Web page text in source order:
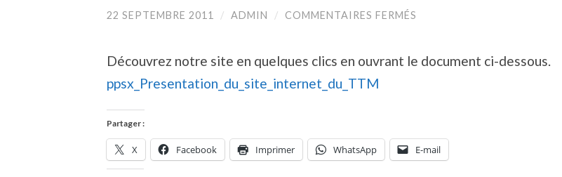
22 SEPTEMBRE 2011 / ADMIN / COMMENTAIRES FERMÉS
NOTRE
Découvrez notre site en quelques clics en ouvrant le document ci-dessous.
ppsx_Presentation_du_site_internet_du_TTM
Partager :
X Facebook Imprimer WhatsApp E-mail